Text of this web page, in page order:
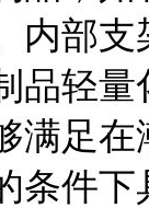
内部支
品轻量
满足在
条件下